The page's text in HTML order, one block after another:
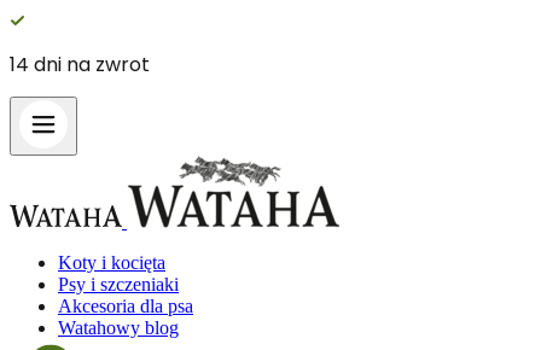
14 dni na zwrot
Koty i kocięta
Psy i szczeniaki
Akcesoria dla psa
Watahowy blog